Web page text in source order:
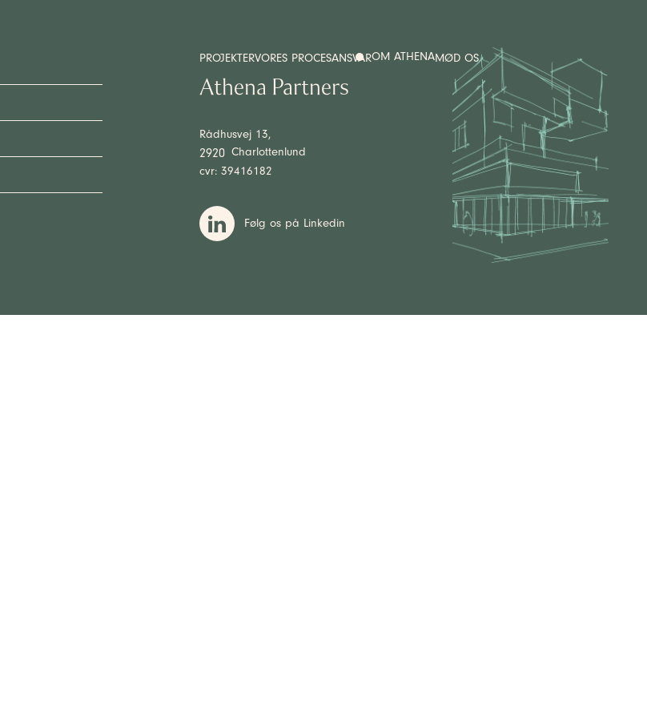
PROJEKTERVORES PROCESANSVAROM ATHENAMØD OS
Athena Partners
Rådhusvej 13,
2920 Charlottenlund
cvr: 39416182
Følg os på Linkedin